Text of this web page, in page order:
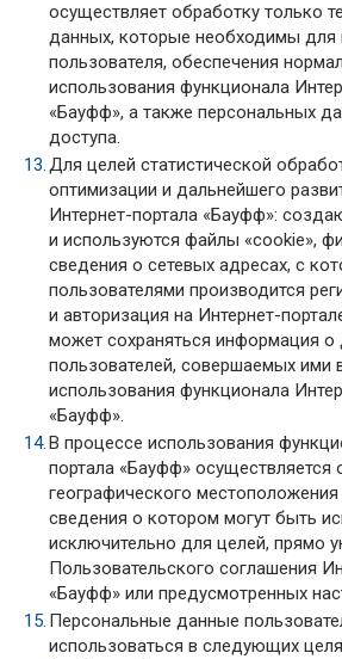
осуществляет обработку только
данных, которые необходимы для
пользователя, обеспечения
использования функционала
«Бауфф», а также персональных
доступа.
Для целей статистической
оптимизации и дальнейшего
Интернет-портала «Бауфф»:
и используются файлы «cookie»,
сведения о сетевых адресах, с
пользователями производится
и авторизация на Интернет-
может сохраняться информация о
пользователей, совершаемых ими
использования функционала
«Бауфф».
В процессе использования
портала «Бауфф» осуществляется
географического местоположения
сведения о котором могут быть
исключительно для целей, прямо
Пользовательского соглашения
«Бауфф» или предусмотренных
Персональные данные
использоваться в следующих